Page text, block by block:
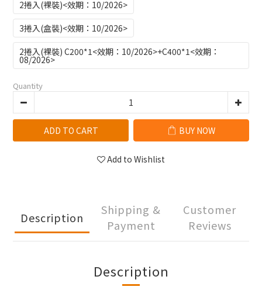
2捲入(裸裝)<效期：10/2026>
3捲入(盒裝)<效期：10/2026>
2捲入(裸裝) C200*1<效期：10/2026>+C400*1<效期：
08/2026>
Quantity
ADD TO CART BUY NOW
Add to Wishlist
Description
Shipping &
Payment
Customer
Reviews
Description